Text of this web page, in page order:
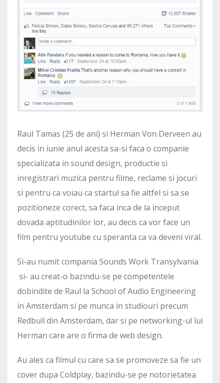
Raul Tamas (25 de ani) si Herman Von Derveen au
decis in iunie anul acesta sa-si faca o companie
specializata in sound design, productie si
inregistrari muzica pentru filme, reclame si jocuri
si pentru ca voiau ca startul sa fie altfel si sa se
pozitioneze corect, sa faca inca de la inceput
dovada aptitudinilor lor, au decis ca vor face un
film pentru youtube cu speranta ca va deveni viral.
Si-au numit compania Sounds Work Transylvania
si- au creat-o bazindu-se pe competentele
dobindite de Raul la School of Audio Engineering
in Amsterdam si pe munca in studiouri precum
Redbull din Amsterdam, dar si pe networking-ul lui
Herman care are o firma de web design.
Au ales ca filmul cu care sa se promoveze sa fie un
cover dupa Coldplay, bazindu-se pe notorietatea